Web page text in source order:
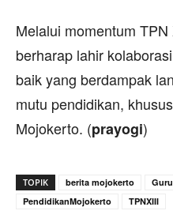
Melalui momentum
berharap lahir
baik yang berdampak
mutu pendidikan,
Mojokerto. (prayogi)
TOPIK berita mojokerto
PendidikanMojokerto
TPNXIII